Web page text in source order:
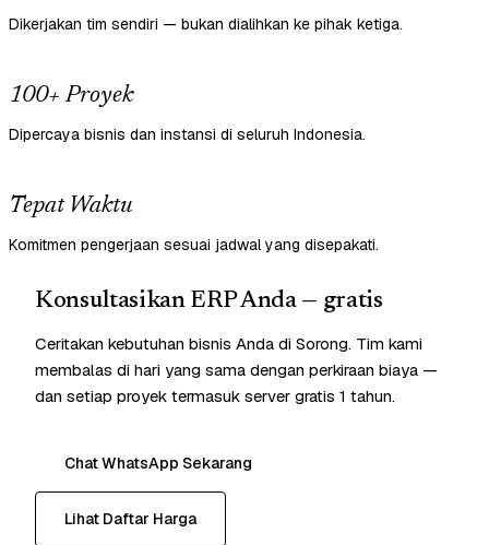
Dikerjakan tim sendiri — bukan dialihkan ke pihak ketiga.
100+ Proyek
Dipercaya bisnis dan instansi di seluruh Indonesia.
Tepat Waktu
Komitmen pengerjaan sesuai jadwal yang disepakati.
Konsultasikan ERP Anda — gratis
Ceritakan kebutuhan bisnis Anda di Sorong. Tim kami
membalas di hari yang sama dengan perkiraan biaya —
dan setiap proyek termasuk server gratis 1 tahun.
Chat WhatsApp Sekarang
Lihat Daftar Harga